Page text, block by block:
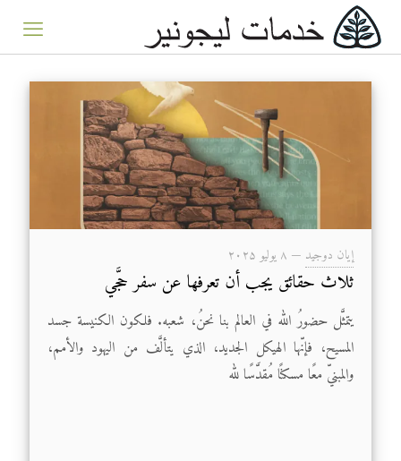
إيان دوجيد — ۸ يوليو ۲۰۲۵
ثلاث حقائق يجب أن تعرفها عن سفر حجَّي
يتمثَّل حضورُ الله في العالم بنا نحنُ، شعبه. فلكون الكنيسة جسد
المسيح، فإنّها الهيكل الجديد، الذي يتألَّف من اليهود والأمم،
والمبنيّ معًا مسكنًا مُقدَّسًا لله